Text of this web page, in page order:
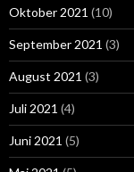
Oktober 2021 (10)
September 2021 (3)
August 2021 (3)
Juli 2021 (4)
Juni 2021 (5)